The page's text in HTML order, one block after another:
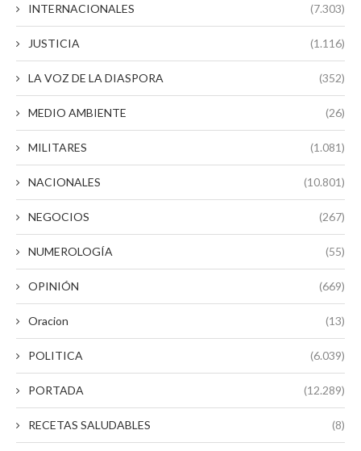
INTERNACIONALES (7.303)
JUSTICIA (1.116)
LA VOZ DE LA DIASPORA (352)
MEDIO AMBIENTE (26)
MILITARES (1.081)
NACIONALES (10.801)
NEGOCIOS (267)
NUMEROLOGÍA (55)
OPINIÓN (669)
Oracion (13)
POLITICA (6.039)
PORTADA (12.289)
RECETAS SALUDABLES (8)